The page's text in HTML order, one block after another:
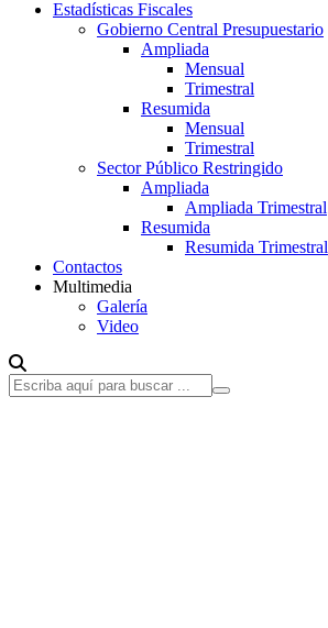
Estadísticas Fiscales
Gobierno Central Presupuestario
Ampliada
Mensual
Trimestral
Resumida
Mensual
Trimestral
Sector Público Restringido
Ampliada
Ampliada Trimestral
Resumida
Resumida Trimestral
Contactos
Multimedia
Galería
Video